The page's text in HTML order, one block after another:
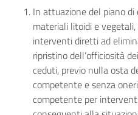
In attuazione del piano di
materiali litoidi e
interventi diretti ad
ripristino dell’officiosità
ceduti, previo nulla osta
competentee senza
competente per